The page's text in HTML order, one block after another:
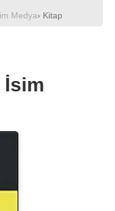
Medya› Kitap
İsim